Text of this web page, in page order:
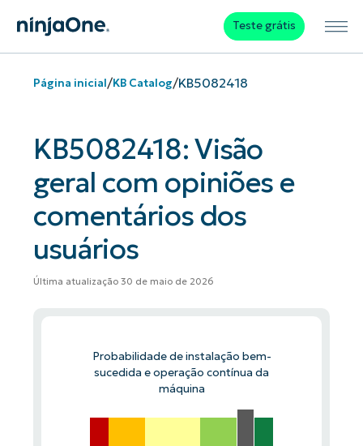
Teste grátis
Página inicial/KB Catalog/KB5082418
KB5082418: Visão
geral com opiniões e
comentários dos
usuários
Última atualização 30 de maio de 2026
Probabilidade de instalação bem-
sucedida e operação contínua da
máquina